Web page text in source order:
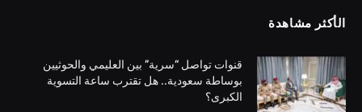
الأكثر مشاهدة
قنوات تواصل “سرية” بين العليمي والحوثيين
بوساطة سعودية.. هل تقترب ساعة التسوية
الكبرى؟